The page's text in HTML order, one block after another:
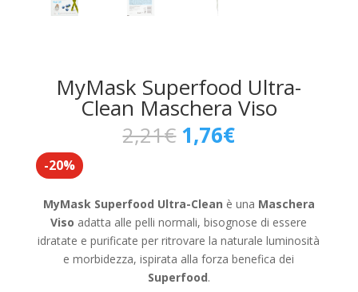
MyMask Superfood Ultra-
Clean Maschera Viso
2,21€ Il
prezzo
2,21€.
1,76€Il
1,76€.
-20%
MyMask Superfood Ultra-Clean è una Maschera
Viso adatta alle pelli normali, bisognose di essere
idratate e purificate per ritrovare la naturale luminosità
e morbidezza, ispirata alla forza benefica dei
Superfood.